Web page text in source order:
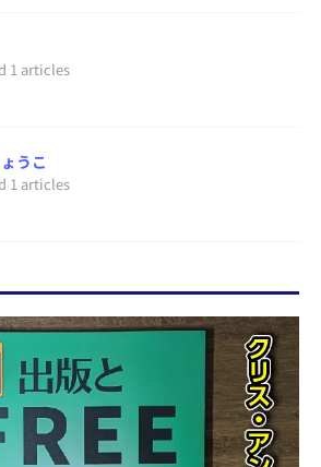
1 articles
うこ
1 articles